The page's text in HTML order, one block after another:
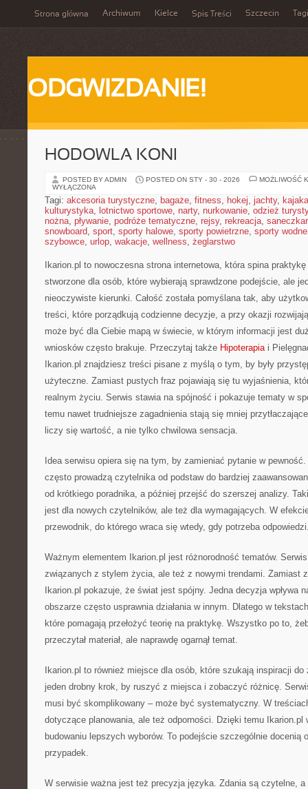
Strona główna Archiwum Kielce Spis Treści Szczecin Tagi
ODGWIZDANIE!
HODOWLA KONI
POSTED BY ADMIN POSTED ON STY - 30 - 2026
MOŻLIWOŚĆ
WYŁĄCZONA
Tagi: akcesoria turystyczne, bagaże, fitness, hokej, jachty,
kulturystyka, lotnictwo sportowe, narty, nurkowanie, odzież
nożna, pływanie, podróże tematyczne, rejsy, rekreacja,
snowboard, sport, sporty halowe, sporty powietrzne, sporty wodne
szybowce, urlop, wakacje, wellness, żeglarstwo
Ikarion.pl to nowoczesna strona internetowa, która spina
stworzone dla osób, które wybierają sprawdzone podejście, ale
nieoczywiste kierunki. Całość została pomyślana tak, aby
treści, które porządkują codzienne decyzje, a przy okazji
może być dla Ciebie mapą w świecie, w którym informacji jest
wniosków często brakuje. Przeczytaj także Hipoterapiai
Ikarion.pl znajdziesz treści pisane z myślą o tym, by były
użyteczne. Zamiast pustych fraz pojawiają się tu wyjaśnienia,
realnym życiu. Serwis stawia na spójność i pokazuje tematy w
temu nawet trudniejsze zagadnienia stają się mniej
liczy się wartość, a nie tylko chwilowa sensacja.
Idea serwisu opiera się na tym, by zamieniać pytanie w
często prowadzą czytelnika od podstaw do bardziej
od krótkiego poradnika, a później przejść do szerszej analizy.
jest dla nowych czytelników, ale też dla wymagających. W
przewodnik, do którego wraca się wtedy, gdy potrzeba
Ważnym elementem Ikarion.pl jest różnorodność tematów.
związanych z stylem życia, ale też z nowymi trendami. Zamiast
Ikarion.pl pokazuje, że świat jest spójny. Jedna decyzja wpływa
obszarze często usprawnia działania w innym. Dlatego w
które pomagają przełożyć teorię na praktykę. Wszystko po to,
przeczytał materiał, ale naprawdę ogarnął temat.
Ikarion.pl to również miejsce dla osób, które szukają inspiracji
jeden drobny krok, by ruszyć z miejsca i zobaczyć różnicę.
musi być skomplikowany – może być systematyczny. W
dotyczące planowania, ale też odporności. Dzięki temu Ikarion.pl
budowaniu lepszych wyborów. To podejście szczególnie docenią
przypadek.
W serwisie ważna jest też precyzja języka. Zdania są czytelne,